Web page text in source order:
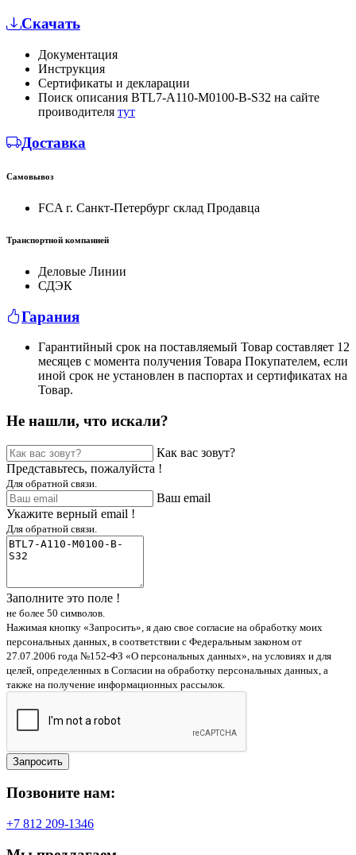
Скачать
Документация
Инструкция
Сертификаты и декларации
Поиск описания BTL7-A110-M0100-B-S32 на сайте
проиводителя тут
Доставка
Самовывоз
FCA г. Санкт-Петербург склад Продавца
Транспортной компанией
Деловые Линии
СДЭК
Гарания
Гарантийный срок на поставляемый Товар составляет 12
месяцев с момента получения Товара Покупателем, если
иной срок не установлен в паспортах и сертификатах на
Товар.
Не нашли, что искали?
Как вас зовут?
Представьтесь, пожалуйста !
Для обратной связи.
Ваш email
Укажите верный email !
Для обратной связи.
Заполните это поле !
не более 50 символов.
Нажимая кнопку «Запросить», я даю свое согласие на обработку моих
персональных данных, в соответствии с Федеральным законом от
27.07.2006 года №152-ФЗ «О персональных данных», на условиях и для
целей, определенных в Согласии на обработку персональных данных, а
также на получение информационных рассылок.
Запросить
Позвоните нам:
+7 812 209-1346